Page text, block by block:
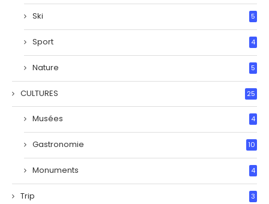
Ski 5
Sport 4
Nature 5
CULTURES 25
Musées 4
Gastronomie 10
Monuments 4
Trip 3